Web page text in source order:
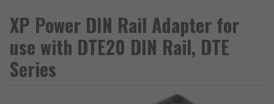
XP Power DIN Rail Adapter for
use with DTE20 DIN Rail, DTE
Series